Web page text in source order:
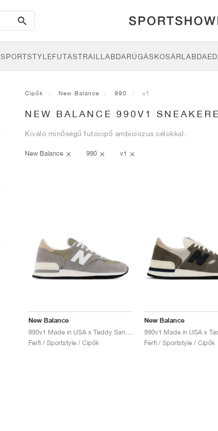
search-
btn
SPORTSTYLEFUTÁSTRAILLABDARÚGÁSKOSÁRLABDA
Cipők New Balance 990 v1
NEW BALANCE 990V1
Kiváló minőségű futócipő ambiciózus célokkal.
New Balance 990 v1
New Balance
Férfi / Sportstyle / Cipők
New Balance
Férfi / Sportstyle / Cipők